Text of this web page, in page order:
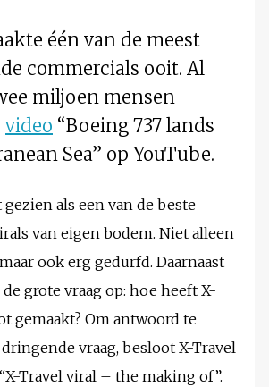
één van de meest
commercials ooit. Al
miljoen mensen
video “Boeing 737 lands
Sea” op YouTube.
als een van de beste
van eigen bodem. Niet alleen
ook erg gedurfd. Daarnaast
grote vraag op: hoe heeft X-
gemaakt? Om antwoord te
vraag, besloot X-Travel
Travel viral – the making of”.